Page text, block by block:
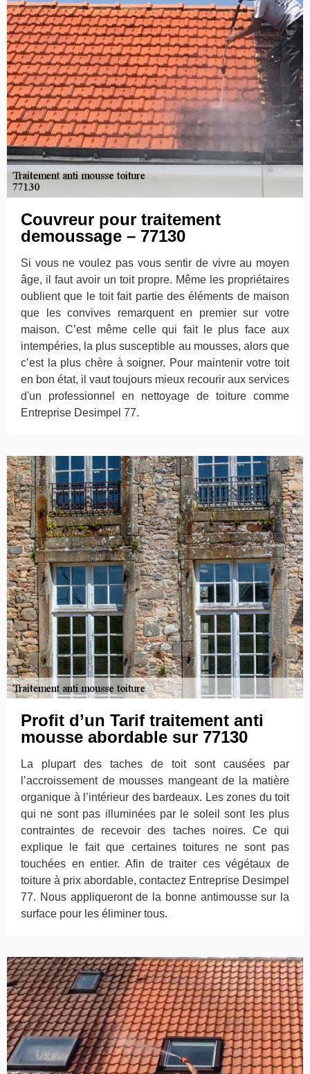
Couvreur pour traitement
demoussage – 77130
Si vous ne voulez pas vous sentir de vivre au moyen
âge, il faut avoir un toit propre. Même les propriétaires
oublient que le toit fait partie des éléments de maison
que les convives remarquent en premier sur votre
maison. C’est même celle qui fait le plus face aux
intempéries, la plus susceptible au mousses, alors que
c’est la plus chère à soigner. Pour maintenir votre toit
en bon état, il vaut toujours mieux recourir aux services
d'un professionnel en nettoyage de toiture comme
Entreprise Desimpel 77.
Profit d’un Tarif traitement anti
mousse abordable sur 77130
La plupart des taches de toit sont causées par
l’accroissement de mousses mangeant de la matière
organique à l’intérieur des bardeaux. Les zones du toit
qui ne sont pas illuminées par le soleil sont les plus
contraintes de recevoir des taches noires. Ce qui
explique le fait que certaines toitures ne sont pas
touchées en entier. Afin de traiter ces végétaux de
toiture à prix abordable, contactez Entreprise Desimpel
77. Nous appliqueront de la bonne antimousse sur la
surface pour les éliminer tous.